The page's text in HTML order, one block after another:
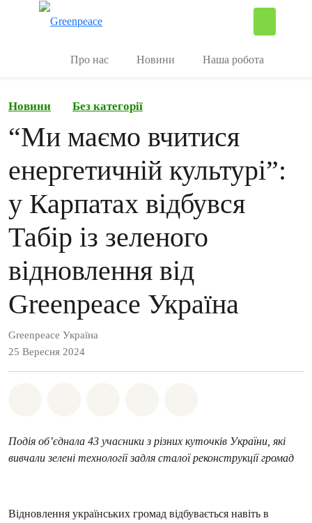
Про нас Новини Наша робота
Новини Без категорії
“Ми маємо вчитися
енергетичній культурі”:
у Карпатах відбувся
Табір із зеленого
відновлення від
Greenpeace Україна
Greenpeace Україна
25 Вересня 2024
Подія об’єднала 43 учасники з різних куточків України, які
вивчали зелені технології задля сталої реконструкції громад
Відновлення українських громад відбувається навіть в